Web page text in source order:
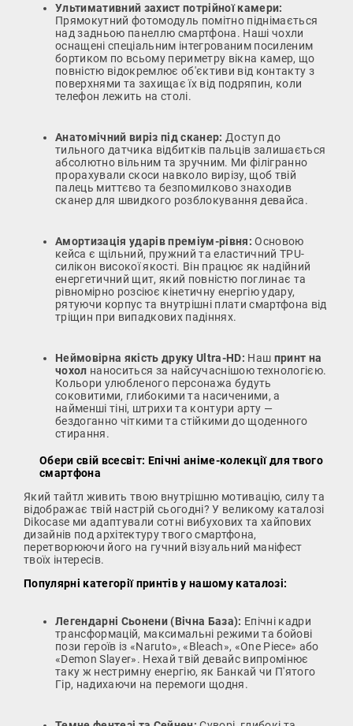
Ультимативний захист потрійної камери:
Прямокутний фотомодуль помітно піднімається
над задньою панеллю смартфона. Наші чохли
оснащені спеціальним інтегрованим посиленим
бортиком по всьому периметру вікна камер, що
повністю відокремлює об'єктиви від контакту з
поверхнями та захищає їх від подряпин, коли
телефон лежить на столі.
Анатомічний виріз під сканер: Доступ до
тильного датчика відбитків пальців залишається
абсолютно вільним та зручним. Ми філігранно
прорахували скоси навколо вирізу, щоб твій
палець миттєво та безпомилково знаходив
сканер для швидкого розблокування девайса.
Амортизація ударів преміум-рівня: Основою
кейса є щільний, пружний та еластичний TPU-
силікон високої якості. Він працює як надійний
енергетичний щит, який повністю поглинає та
рівномірно розсіює кінетичну енергію удару,
рятуючи корпус та внутрішні плати смартфона від
тріщин при випадкових падіннях.
Неймовірна якість друку Ultra-HD: Наш принт на
чохол наноситься за найсучаснішою технологією.
Кольори улюбленого персонажа будуть
соковитими, глибокими та насиченими, а
найменші тіні, штрихи та контури арту —
бездоганно чіткими та стійкими до щоденного
стирання.
Обери свій всесвіт: Епічні аніме-колекції для твого
смартфона
Який тайтл живить твою внутрішню мотивацію, силу та
відображає твій настрій сьогодні? У великому каталозі
Dikocase ми адаптували сотні вибухових та хайпових
дизайнів под архітектуру твого смартфона,
перетворюючи його на гучний візуальний маніфест
твоїх інтересів.
Популярні категорії принтів у нашому каталозі:
Легендарні Сьонени (Вічна База): Епічні кадри
трансформацій, максимальні режими та бойові
пози героїв із «Naruto», «Bleach», «One Piece» або
«Demon Slayer». Нехай твій девайс випромінює
таку ж нестримну енергію, як Банкай чи П'ятого
Гір, надихаючи на перемоги щодня.